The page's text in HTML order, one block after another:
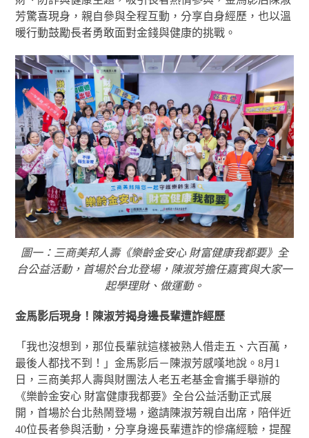
芳驚喜現身，親自參與全程互動，分享自身經歷，也以溫
暖行動鼓勵長者勇敢面對金錢與健康的挑戰。
圖一：三商美邦人壽《樂齡金安心 財富健康我都要》全
台公益活動，首場於台北登場，陳淑芳擔任嘉賓與大家一
起學理財、做運動。
金馬影后現身！陳淑芳揭身邊長輩遭詐經歷
「我也沒想到，那位長輩就這樣被熟人借走五、六百萬，
最後人都找不到！」金馬影后－陳淑芳感嘆地說。8月1
日，三商美邦人壽與財團法人老五老基金會攜手舉辦的
《樂齡金安心 財富健康我都要》全台公益活動正式展
開，首場於台北熱鬧登場，邀請陳淑芳親自出席，陪伴近
40位長者參與活動，分享身邊長輩遭詐的慘痛經驗，提醒